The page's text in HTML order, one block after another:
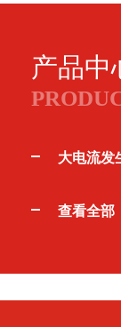
产品中
大电流发
查看全部